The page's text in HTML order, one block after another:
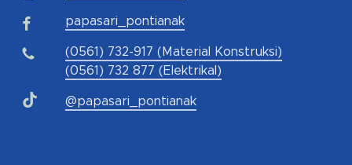
papasari_pontianak
(0561) 732-917 (Material Konstruksi)
(0561) 732 877 (Elektrikal)
@papasari_pontianak